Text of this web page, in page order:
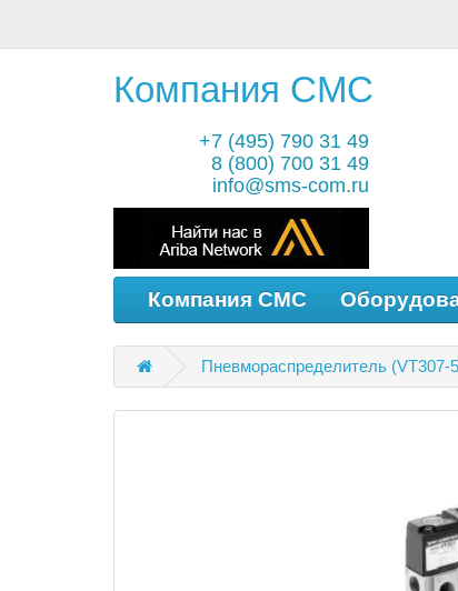
Компания СМС
+7 (495) 790 31 49
8 (800) 700 31 49
info@sms-com.ru
Компания СМС
Пневмораспределитель (VT307-